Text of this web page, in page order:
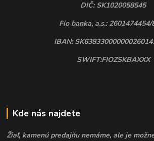
DIČ: SK1020058545
Fio banka, a.s.: 2601474454/
IBAN:
SWIFT:FIOZSKBAXXX
Kde nás najdete
Žiaľ, kamenú predajňu nemáme, ale je